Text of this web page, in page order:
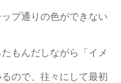
プ通りの色ができない
もんだしながら「イメ
ので、往々にして最初